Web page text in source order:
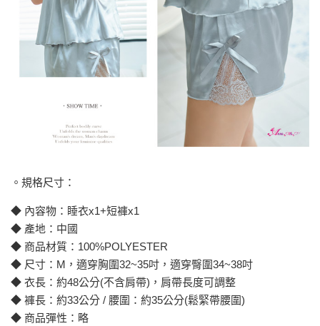
。規格尺寸：
◆ 內容物：睡衣x1+短褲x1
◆ 產地：中國
◆ 商品材質：100%POLYESTER
◆ 尺寸：M，適穿胸圍32~35吋，適穿臀圍34~38吋
◆ 衣長：約48公分(不含肩帶)，肩帶長度可調整
◆ 褲長：約33公分 / 腰圍：約35公分(鬆緊帶腰圍)
◆ 商品彈性：略